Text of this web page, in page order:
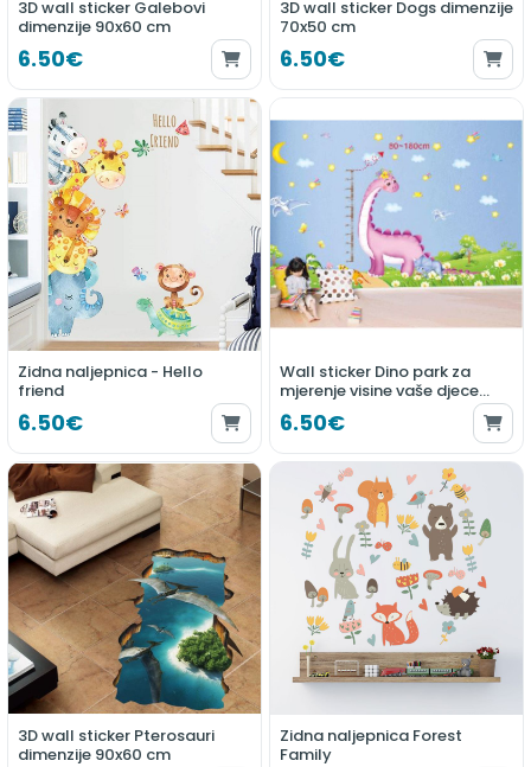
3D wall sticker Galebovi
dimenzije 90x60 cm
6.50€
3D wall sticker Dogs dimenzije
70x50 cm
6.50€
Zidna naljepnica - Hello
friend
6.50€
Wall sticker Dino park za
mjerenje visine vaše djece
200x150 cm
6.50€
3D wall sticker Pterosauri
dimenzije 90x60 cm
Zidna naljepnica Forest
Family